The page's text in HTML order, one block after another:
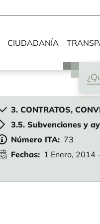
CIUDADANÍA
3. CONTRATOS,
3.5. Subvenciones y
Número ITA
73
Fechas
1 Enero, 2014 -